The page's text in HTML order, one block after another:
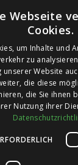
auf
Webseite
Cookies.
um Inhalte und
zu
unserer Website
die diese
die Sie ihnen
Nutzung ihrer